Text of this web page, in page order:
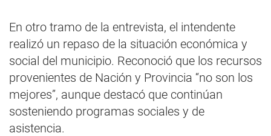
En otro tramo de la entrevista, el intendente
realizó un repaso de la situación económica y
social del municipio. Reconoció que los recursos
provenientes de Nación y Provincia “no son los
mejores”, aunque destacó que continúan
sosteniendo programas sociales y de
asistencia.